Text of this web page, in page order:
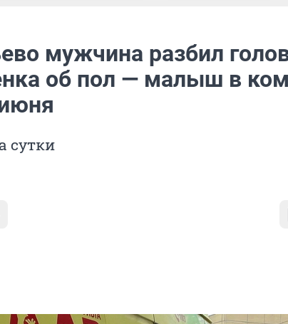
мужчина разбил
об пол — малыш в
сутки